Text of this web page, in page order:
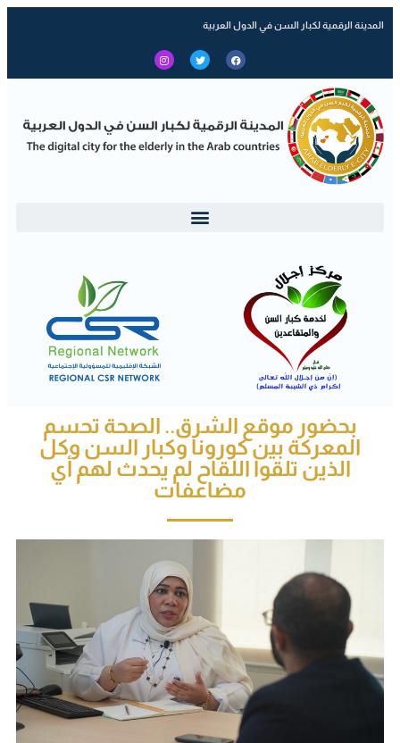
المدينة الرقمية لكبار السن في الدول العربية
بحضور موقع الشرق.. الصحة تحسم
المعركة بين كورونا وكبار السن وكل
الذين تلقوا اللقاح لم يحدث لهم أي
مضاعفات